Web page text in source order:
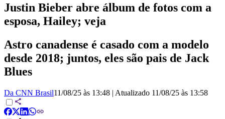
Justin Bieber abre álbum de fotos com a
esposa, Hailey; veja
Astro canadense é casado com a modelo
desde 2018; juntos, eles são pais de Jack
Blues
Da CNN Brasil11/08/25 às 13:48 | Atualizado 11/08/25 às 13:58